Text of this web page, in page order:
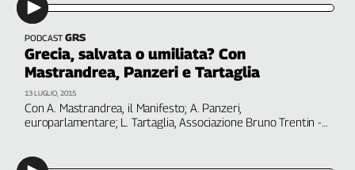
Categorie
Filcams
Filctem
Fillea
Filt
Fisac
PODCAST GRS
Grecia, salvata o umiliata? Con
Mastrandrea, Panzeri e Tartaglia
Con A. Mastrandrea, il Manifesto; A. Panzeri,
europarlamentare; L. Tartaglia, Associazione Bruno Trentin -
13 LUGLIO, 2015